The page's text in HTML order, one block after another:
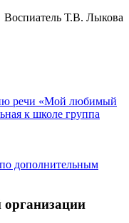
Воспиатель Т.В. Лыкова
речи «Мой любимый
к школе группа
по дополнительным
организации